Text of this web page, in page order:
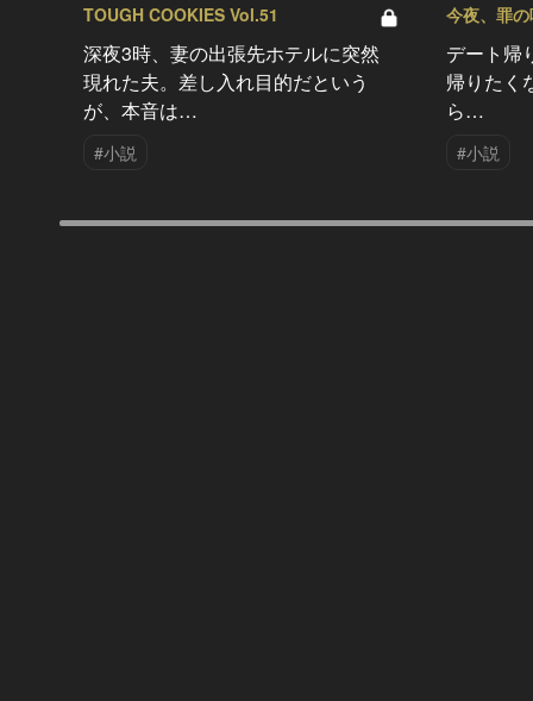
TOUGH COOKIES Vol.51
深夜3時、妻の出張先ホテルに突然
現れた夫。差し入れ目的だという
が、本音は…
#小説
今夜、罪
デート帰
帰りたく
ら…
#小説